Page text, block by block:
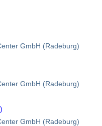
GmbH (Radeburg)
GmbH (Radeburg)
GmbH (Radeburg)